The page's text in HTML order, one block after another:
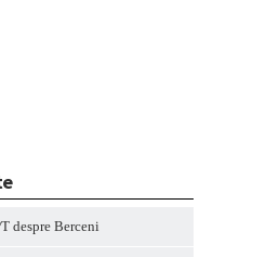
despre Berceni